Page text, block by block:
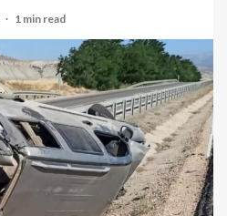
1 min read